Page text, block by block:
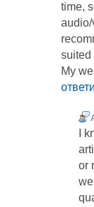
time,
suited
My
I
or